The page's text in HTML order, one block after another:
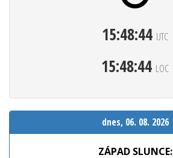
15:48:46 UTC
15:48:46 LOC
dnes, 06. 08. 2026
ZÁPAD SLUNCE: